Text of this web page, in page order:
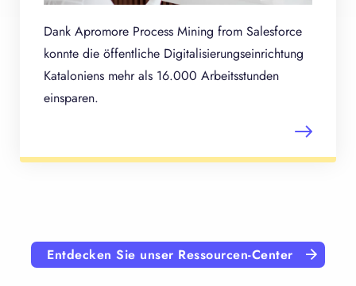
Dank Apromore Process Mining from Salesforce
konnte die öffentliche Digitalisierungseinrichtung
Kataloniens mehr als 16.000 Arbeitsstunden
einsparen.
Entdecken Sie unser Ressourcen-Center